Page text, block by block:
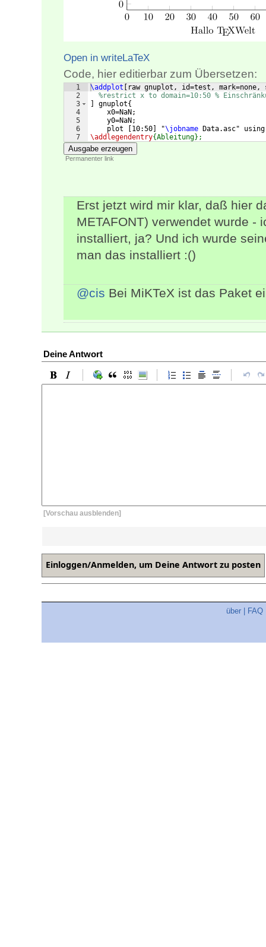
Open in writeLaTeX
Code, hier editierbar zum Übersetzen:
1
2
3
4
5
6
7
\addplot
raw gnuplot, id=test, mark=none,
%restrict x to domain=10:50 %
gnuplot{
    x0=NaN;
    y0=NaN;
    plot
10:50 "\jobname Data.asc"
\addlegendentry{Ableitung};
Ausgabe erzeugen
Permanenter link
Erst jetzt wird mir klar, daß hier
METAFONT) verwendet wurde
installiert, ja? Und ich wurde
man das installiert :()
@cis Bei MiKTeX ist das Paket
Deine Antwort
[Vorschau ausblenden]
über FAQ